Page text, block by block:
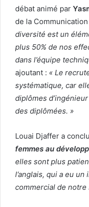
débat animé par
de la Communication
diversité est un
plus 50% de nos
dans l’équipe
ajoutant : « Le
systématique, car
diplômes
des diplômées. »
Louai Djaffer a
femmes au
elles sont plus
l’anglais, qui a eu
commercial de notre